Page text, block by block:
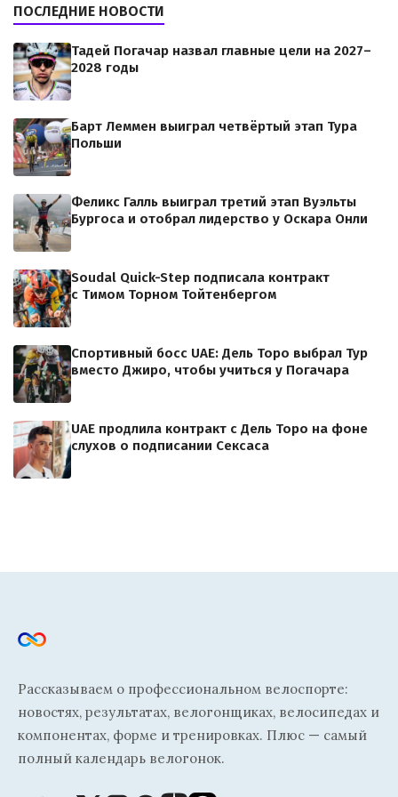
ПОСЛЕДНИЕ НОВОСТИ
Тадей Погачар назвал главные цели на 2027–
2028 годы
Барт Леммен выиграл четвёртый этап Тура
Польши
Феликс Галль выиграл третий этап Вуэльты
Бургоса и отобрал лидерство у Оскара Онли
Soudal Quick-Step подписала контракт
с Тимом Торном Тойтенбергом
Спортивный босс UAE: Дель Торо выбрал Тур
вместо Джиро, чтобы учиться у Погачара
UAE продлила контракт с Дель Торо на фоне
слухов о подписании Сексаса
Рассказываем о профессиональном велоспорте:
новостях, результатах, велогонщиках, велосипедах и
компонентах, форме и тренировках. Плюс — самый
полный календарь велогонок.